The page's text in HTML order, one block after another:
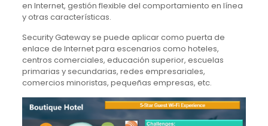
en Internet, gestión flexible del comportamiento en línea
y otras características.
Security Gateway se puede aplicar como puerta de
enlace de Internet para escenarios como hoteles,
centros comerciales, educación superior, escuelas
primarias y secundarias, redes empresariales,
comercios minoristas, pequeñas empresas, etc.